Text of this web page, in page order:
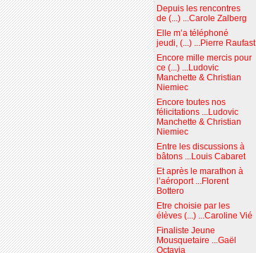
Depuis les rencontres
de (...) ...Carole Zalberg
Elle m’a téléphoné
jeudi, (...) ...Pierre Raufast
Encore mille mercis pour
ce (...) ...Ludovic
Manchette & Christian
Niemiec
Encore toutes nos
félicitations ...Ludovic
Manchette & Christian
Niemiec
Entre les discussions à
bâtons ...Louis Cabaret
Et après le marathon à
l’aéroport ...Florent
Bottero
Etre choisie par les
élèves (...) ...Caroline Vié
Finaliste Jeune
Mousquetaire ...Gaël
Octavia